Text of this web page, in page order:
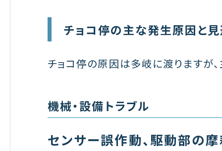
チョコ停の主な発生原因と
チョコ停の原因は多岐に渡りますが
機械・設備トラブル
センサー誤作動、駆動部の